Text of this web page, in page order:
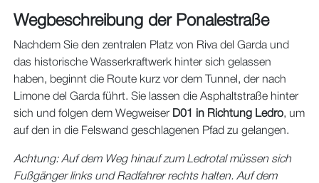
Wegbeschreibung der Ponalestraße
Nachdem Sie den zentralen Platz von Riva del Garda und
das historische Wasserkraftwerk hinter sich gelassen
haben, beginnt die Route kurz vor dem Tunnel, der nach
Limone del Garda führt. Sie lassen die Asphaltstraße hinter
sich und folgen dem Wegweiser D01 in Richtung Ledro, um
auf den in die Felswand geschlagenen Pfad zu gelangen.
Achtung: Auf dem Weg hinauf zum Ledrotal müssen sich
Fußgänger links und Radfahrer rechts halten. Auf dem